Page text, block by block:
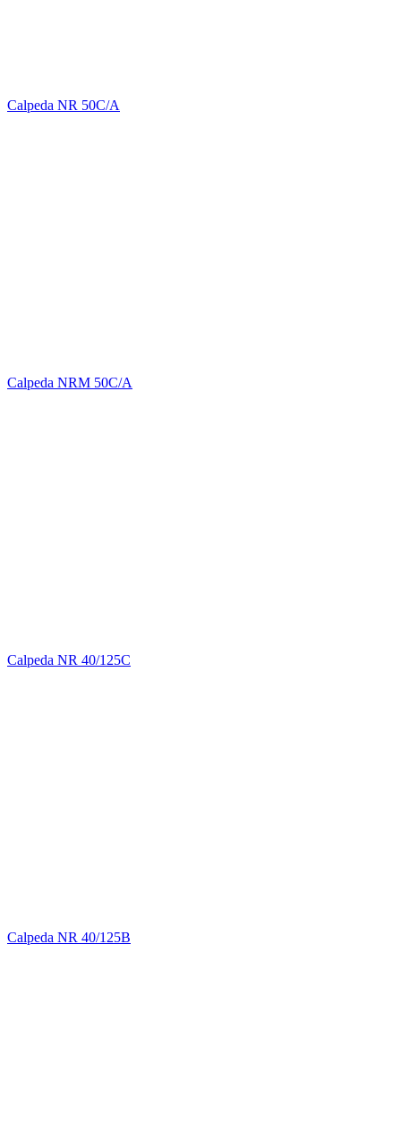
Calpeda NR 50C/A
Calpeda NRM 50C/A
Calpeda NR 40/125C
Calpeda NR 40/125B